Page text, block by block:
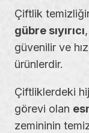
Çiftlik
gübre sıyırıcı
güvenilir ve
ürünlerdir.
Çiftliklerdeki
görevi olan
zemininin